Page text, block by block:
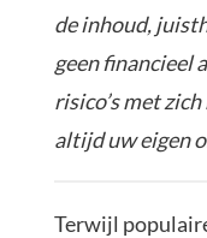
de inhoud,
geen financieel
risico’s met
altijd uw eigen
Terwijl